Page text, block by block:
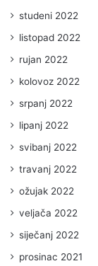
studeni 2022
listopad 2022
rujan 2022
kolovoz 2022
srpanj 2022
lipanj 2022
svibanj 2022
travanj 2022
ožujak 2022
veljača 2022
siječanj 2022
prosinac 2021